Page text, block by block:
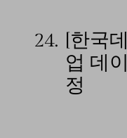
24.
[한국
업 데
정